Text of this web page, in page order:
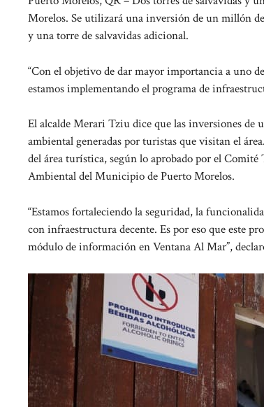
Morelos. Se utilizará una inversión de un millón
y una torre de salvavidas adicional.
“Con el objetivo de dar mayor importancia a uno
estamos implementando el programa de
El alcalde Merari Tziu dice que las inversiones de
ambiental generadas por turistas que visitan el
del área turística, según lo aprobado por el
Ambiental del Municipio de Puerto Morelos.
“Estamos fortaleciendo la seguridad, la
con infraestructura decente. Es por eso que este
módulo de información en Ventana Al Mar”,